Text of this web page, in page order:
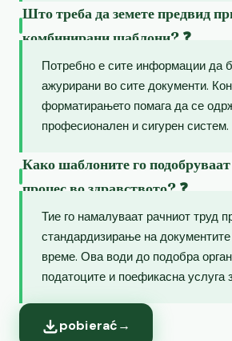
Што треба да земете предвид
комбинирани шаблони? ❓
Потребно е сите информации да
ажурирани во сите документи.
форматирањето помага да се
професионален и сигурен систем.
Како шаблоните го
процес во здравството? ❓
Тие го намалуваат рачниот труд
стандардизирање на
време. Ова води до подобра
податоците и поефикасна услуга
pobierać→